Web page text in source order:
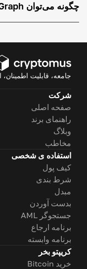
چگونه می‌توان The Graph را فوراً خرید؟
جامعه، قابلیت اطمینان،
شرکت
صفحه اصلی
راهنمای برند
وبلاگ
مخاطب
استفاده ی شخصی
کیف پول
شرط بندی
مبدل
بدست آوردن
جستجوگر AML
برنامه ارجاع
برنامه وابسته
کریپتو بخر
خرید Bitcoin